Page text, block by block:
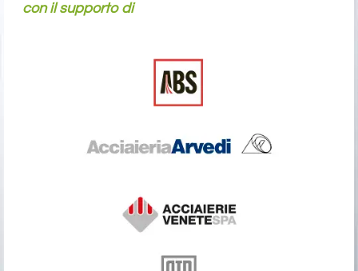
con il supporto di